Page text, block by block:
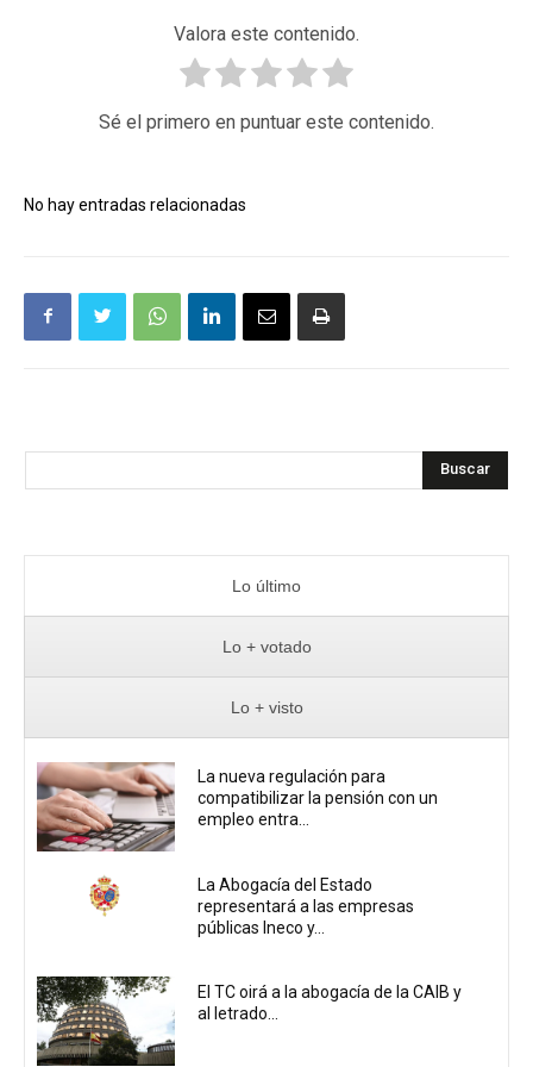
Valora este contenido.
Sé el primero en puntuar este contenido.
No hay entradas relacionadas
Buscar
Lo último
Lo + votado
Lo + visto
La nueva regulación para
compatibilizar la pensión con un
empleo entra...
La Abogacía del Estado
representará a las empresas
públicas Ineco y...
El TC oirá a la abogacía de la CAIB y
al letrado...